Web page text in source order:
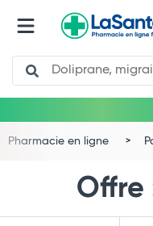
Search
Pharmacie en ligne
Offre